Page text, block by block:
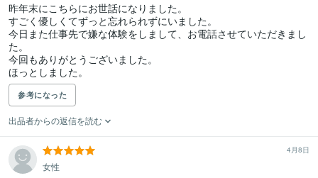
昨年末にこちらにお世話になりました。
すごく優しくてずっと忘れられずにいました。
今日また仕事先で嫌な体験をしまして、お電話させていただきまし
た。
今回もありがとうございました。
参考になった
出品者からの返信を読む
4月8日
女性